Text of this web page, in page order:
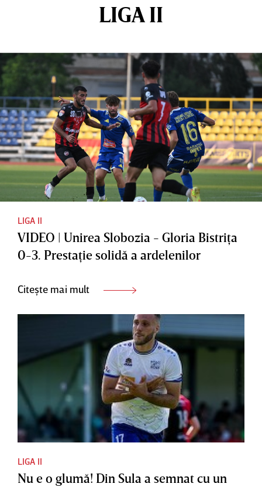
LIGA II
LIGA II
VIDEO | Unirea Slobozia - Gloria Bistriţa
0-3. Prestaţie solidă a ardelenilor
Citește mai mult
LIGA II
Nu e o glumă! Din Sula a semnat cu un